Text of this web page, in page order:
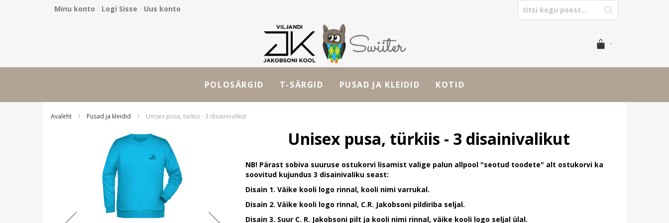
Skip
Minu konto Logi Sisse Uus konto
POLOSÄRGID T-SÄRGID PUSAD JA KLEIDID KOTID
Avaleht Pusad ja kleidid Unisex pusa, türkiis - 3 disainivalikut
Unisex pusa, türkiis - 3 disainivalikut
NB! Pärast sobiva suuruse ostukorvi lisamist valige palun allpool "seotud toodete" alt ostukorvi ka
soovitud kujundus 3 disainivaliku seast:
Disain 1. Väike kooli logo rinnal, kooli nimi varrukal.
Disain 2. Väike kooli logo rinnal, C.R. Jakobsoni pildiriba seljal.
Disain 3. Suur C. R. Jakobsoni pilt ja kooli nimi rinnal, väike kooli logo seljal ülal.